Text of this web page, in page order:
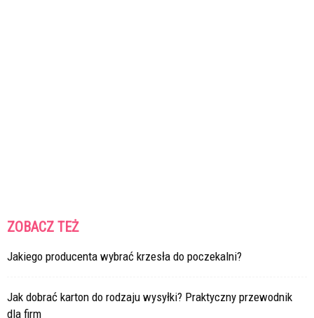
ZOBACZ TEŻ
Jakiego producenta wybrać krzesła do poczekalni?
Jak dobrać karton do rodzaju wysyłki? Praktyczny przewodnik
dla firm